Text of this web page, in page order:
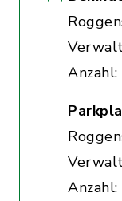
Anzahl: